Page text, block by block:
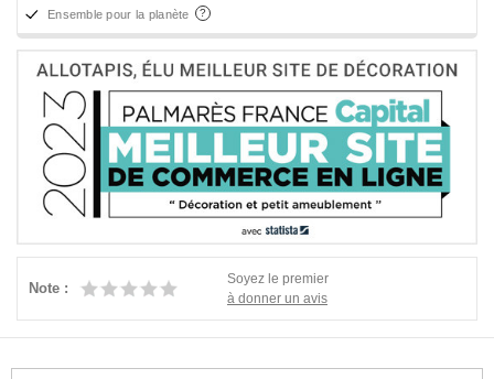
Ensemble pour la planète
Note :
Soyez le premier
à donner un avis